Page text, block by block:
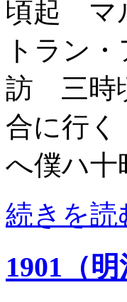
頃起 マ
トラン
訪 三時
合に行
へ僕ハ十
続きを読
1901（